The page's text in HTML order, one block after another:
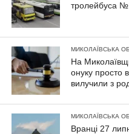
тролейбуса
МИКОЛАЇВСЬКА
На
онуку просто
вилучили з
МИКОЛАЇВСЬКА
Вранці 27